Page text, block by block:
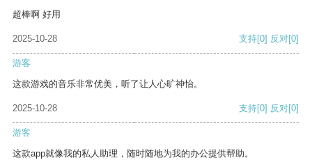
超棒啊 好用
2025-10-28 支持[0] 反对[0]
游客
这款游戏的音乐非常优美，听了让人心旷神怡。
2025-10-28 支持[0] 反对[0]
游客
这款app就像我的私人助理，随时随地为我的办公提供帮助。